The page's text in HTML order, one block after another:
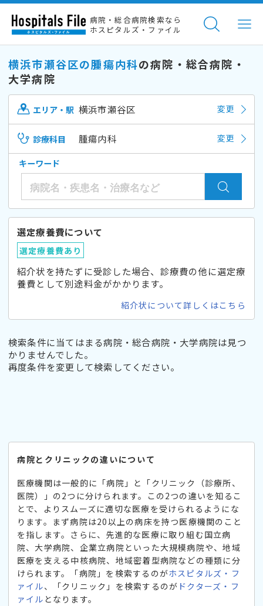
病院・総合病院検索なら
ホスピタルズ・ファイル
横浜市瀬谷区の腫瘍内科の病院・総合病院・
大学病院
エリア・駅 横浜市瀬谷区 変更
診療科目 腫瘍内科 変更
キーワード
選定療養費について
選定療養費あり
紹介状を持たずに受診した場合、診療費の他に選定療
養費として別途料金がかかります。
紹介状について詳しくはこちら
検索条件に当てはまる病院・総合病院・大学病院は見つ
かりませんでした。
再度条件を変更して検索してください。
病院とクリニックの違いについて
医療機関は一般的に「病院」と「クリニック（診療所、
医院）」の2つに分けられます。この2つの違いを知るこ
とで、よりスムーズに適切な医療を受けられるようにな
ります。まず病院は20以上の病床を持つ医療機関のこと
を指します。さらに、先進的な医療に取り組む国立病
院、大学病院、企業立病院といった大規模病院や、地域
医療を支える中核病院、地域密着型病院などの種類に分
けられます。「病院」を検索するのがホスピタルズ・フ
ァイル、「クリニック」を検索するのが ドクターズ・フ
ァイル となります。